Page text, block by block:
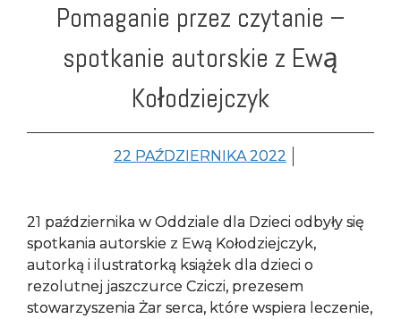
DEKLARACJA
DOSTĘPNOŚCI
OCHRONA DANYCH
OSOBOWYCH
NASZE FILIE
KONTAKT
RODO
Pomaganie przez czytanie –
spotkanie autorskie z Ewą
Kołodziejczyk
22 PAŹDZIERNIKA 2022
21 października w Oddziale dla Dzieci odbyły się
spotkania autorskie z Ewą Kołodziejczyk,
autorką i ilustratorką książek dla dzieci o
rezolutnej jaszczurce Cziczi, prezesem
stowarzyszenia Żar serca, które wspiera leczenie,